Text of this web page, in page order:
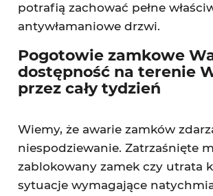
potrafią zachować pełne
antywłamaniowe drzwi.
Pogotowie zamkowe
dostępność na terenie
przez cały tydzień
Wiemy, że awarie zamków
niespodziewanie. Zatrzaśnięte
zablokowany zamek czy utrata
sytuacje wymagające